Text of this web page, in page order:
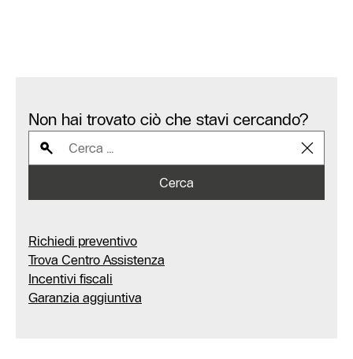
Non hai trovato ciò che stavi cercando?
Cerca
Richiedi preventivo
Trova Centro Assistenza
Incentivi fiscali
Garanzia aggiuntiva